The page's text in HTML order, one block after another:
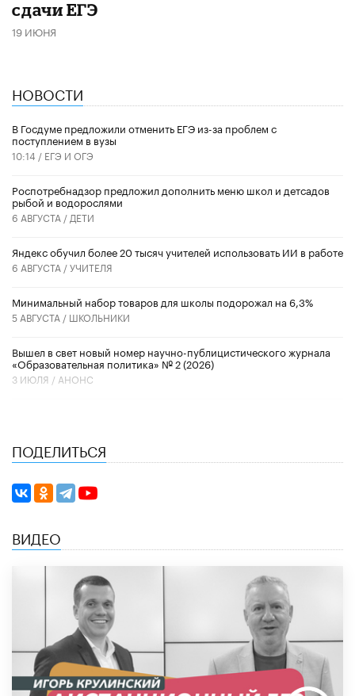
сдачи ЕГЭ
19 ИЮНЯ
НОВОСТИ
В Госдуме предложили отменить ЕГЭ из-за проблем с
поступлением в вузы
10:14 / ЕГЭ И ОГЭ
Роспотребнадзор предложил дополнить меню школ и детсадов
рыбой и водорослями
6 АВГУСТА / ДЕТИ
​Яндекс обучил более 20 тысяч учителей использовать ИИ в работе
6 АВГУСТА /УЧИТЕЛЯ
Минимальный набор товаров для школы подорожал на 6,3%
5 АВГУСТА / ШКОЛЬНИКИ
Вышел в свет новый номер научно-публицистического журнала
«Образовательная политика» № 2 (2026)
3 ИЮЛЯ / АНОНС
ПОДЕЛИТЬСЯ
ВИДЕО